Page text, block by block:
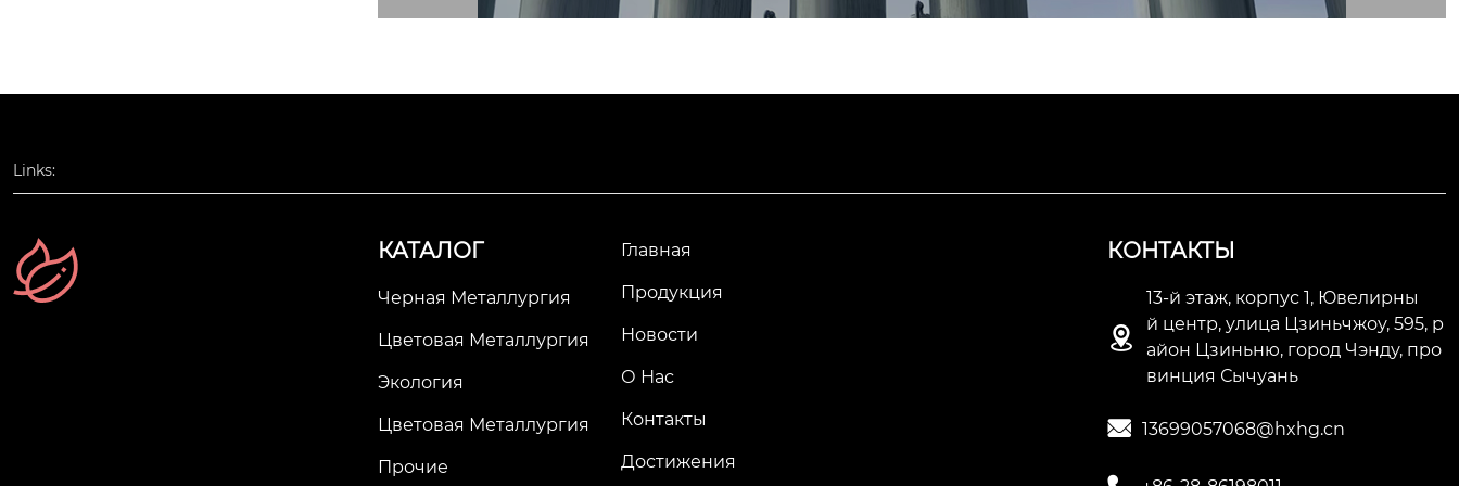
металлов с использованием хло
ов).
Links:
КАТАЛОГ
Черная Металлургия
Цветовая Металлургия
Экология
Цветовая Металлургия
Прочие
Главная
Продукция
Новости
О Нас
Контакты
Достижения
КОНТАКТЫ

13-й этаж, корпус 1, Ювелирны
й центр, улица Цзиньчжоу, 595, р
айон Цзиньню, город Чэнду, про
винция Сычуань
 13699057068@hxhg.cn